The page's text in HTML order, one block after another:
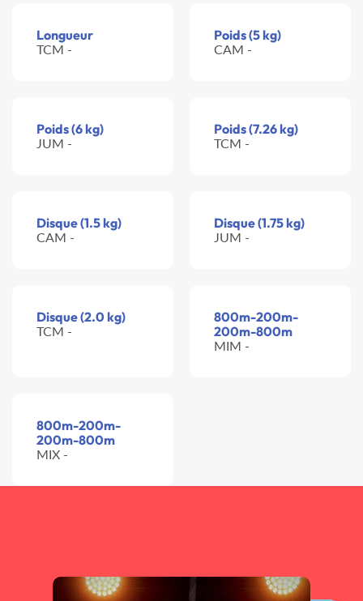
Longueur
TCM -
Poids (5 kg)
CAM -
Poids (6 kg)
JUM -
Poids (7.26 kg)
TCM -
Disque (1.5 kg)
CAM -
Disque (1.75 kg)
JUM -
Disque (2.0 kg)
TCM -
800m-200m-
200m-800m
MIM -
800m-200m-
200m-800m
MIX -